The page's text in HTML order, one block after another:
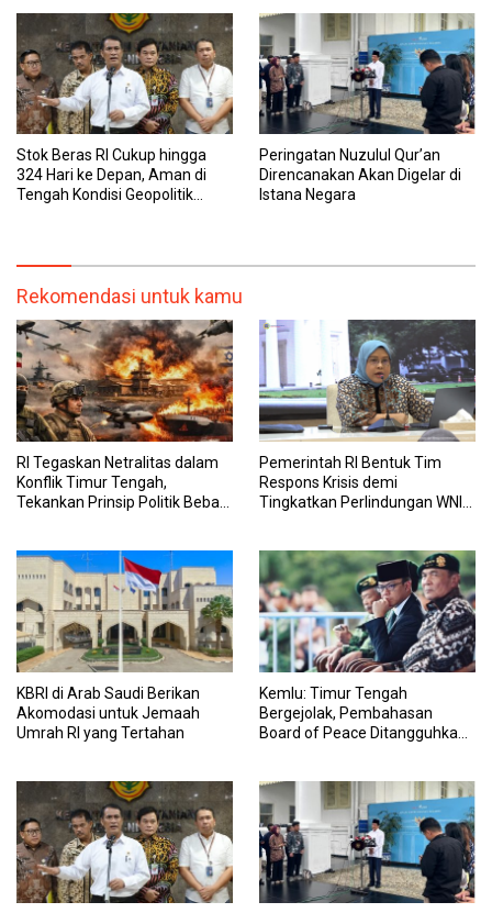
Stok Beras RI Cukup hingga
324 Hari ke Depan, Aman di
Tengah Kondisi Geopolitik
Peringatan Nuzulul Qur’an
Direncanakan Akan Digelar di
Istana Negara
Rekomendasi untuk kamu
RI Tegaskan Netralitas dalam
Konflik Timur Tengah,
Tekankan Prinsip Politik Bebas
Pemerintah RI Bentuk Tim
Respons Krisis demi
Tingkatkan Perlindungan WNI
KBRI di Arab Saudi Berikan
Akomodasi untuk Jemaah
Umrah RI yang Tertahan
Kemlu: Timur Tengah
Bergejolak, Pembahasan
Board of Peace Ditangguhkan